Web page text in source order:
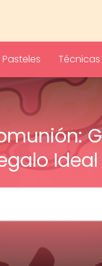
Pasteles Técnicas
Ideal